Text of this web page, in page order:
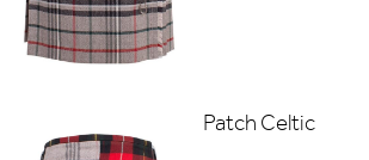
Patch Celtic